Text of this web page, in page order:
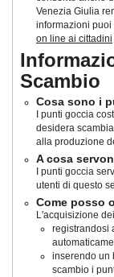
Venezia Giulia
informazioni puoi
on line ai cittadini
Scambio
Cosa sono i
I punti goccia
desidera
alla produzione
A cosa
I punti goccia
utenti di questo
Come posso
L'acquisizione
registrandosi
inserendo un
scambio i